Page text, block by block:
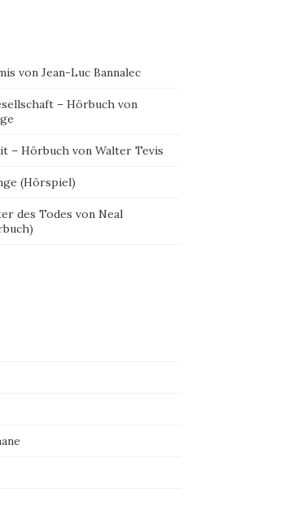
von Jean-Luc Bannalec
– Hörbuch von
– Hörbuch von Walter Tevis
(Hörspiel)
des Todes von Neal